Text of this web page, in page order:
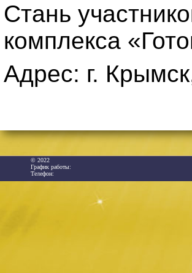
Стань
комплекса
Адрес: г.
© 2022
График работы:
Телефон: